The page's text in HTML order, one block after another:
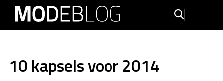
10 kapsels voor 2014